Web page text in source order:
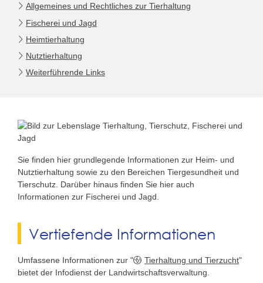
Allgemeines und Rechtliches zur Tierhaltung
Fischerei und Jagd
Heimtierhaltung
Nutztierhaltung
Weiterführende Links
Sie finden hier grundlegende Informationen zur Heim- und
Nutztierhaltung sowie zu den Bereichen Tiergesundheit und
Tierschutz. Darüber hinaus finden Sie hier auch
Informationen zur Fischerei und Jagd.
Vertiefende Informationen
Umfassene Informationen zur " Tierhaltung und Tierzucht"
bietet der Infodienst der Landwirtschaftsverwaltung.